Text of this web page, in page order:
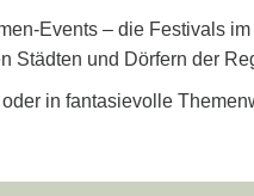
Events – die Festivals
Städten und Dörfern der
in fantasievolle